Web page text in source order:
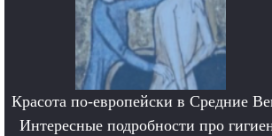
Красота по-европейски в Средние
Интересные подробности про